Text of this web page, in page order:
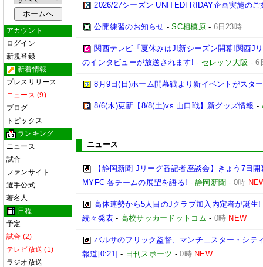
アカウント
ログイン
新規登録
新着情報
プレスリリース
ニュース (9)
ブログ
トピックス
ランキング
ニュース
試合
ファンサイト
選手公式
著名人
日程
予定
試合 (2)
テレビ放送 (1)
ラジオ放送
2026/27シーズン UNITEDFRIDAY企画実施のご
公開練習のお知らせ -SC相模原- 6日23時
関西テレビ「夏休みはJ!新シーズン開幕!関西J
のインタビューが放送されます! - セレッソ大阪 -6
8月9日(日)ホーム開幕戦より新イベントがスタ
8/6(木)更新【8/8(土)vs.山口戦】新グッズ情報 -
ニュース
【静岡新聞 Jリーグ番記者座談会】きょう7日
MYFC 各チームの展望を語る! -静岡新聞 - 0時
高体連勢から5人目のJクラブ加入内定者が誕
続々発表 - 高校サッカードットコム - 0時 NEW
バルサのフリック監督、マンチェスター・シテ
報道[0:21] - 日刊スポーツ -0時 NEW